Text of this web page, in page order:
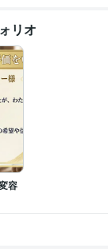
て。次元、密度の違
の量子力学。
魂の
識の未来
ギーと次元上昇の真実
で時代を超える
の鍵を受け取る日
段階とは“今ここ”を生
認定試験 取得年 :
リオ
容